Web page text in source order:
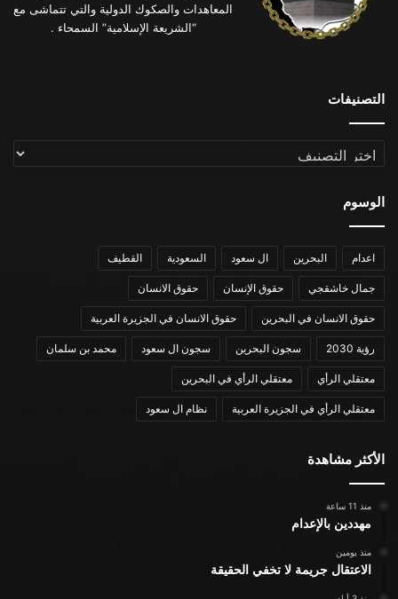
المعاهدات والصكوك الدولية والتي تتماشى مع
“الشريعة الإسلامية” السمحاء .
التصنيفات
التصنيفات
الوسوم
اعدام البحرين ال سعود السعودية القطيف
جمال خاشقجي حقوق الإنسان حقوق الانسان
حقوق الانسان في البحرين حقوق الانسان في الجزيرة العربية
رؤية 2030 سجون البحرين سجون ال سعود محمد بن سلمان
معتقلي الرأي معتقلي الرأي في البحرين
معتقلي الرأي في الجزيرة العربية نظام ال سعود
الأكثر مشاهدة
منذ 11 ساعة
مهددين بالإعدام
منذ يومين
الاعتقال جريمة لا تخفي الحقيقة